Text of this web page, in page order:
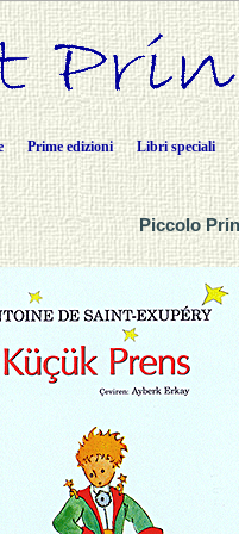
Prime edizioni Libri speciali
Piccolo